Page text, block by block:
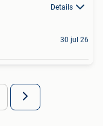
Details
30 jul 26